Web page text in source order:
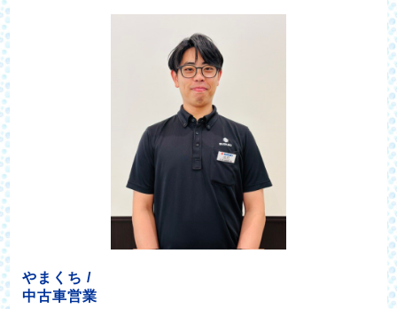
やまくち /
中古車営業